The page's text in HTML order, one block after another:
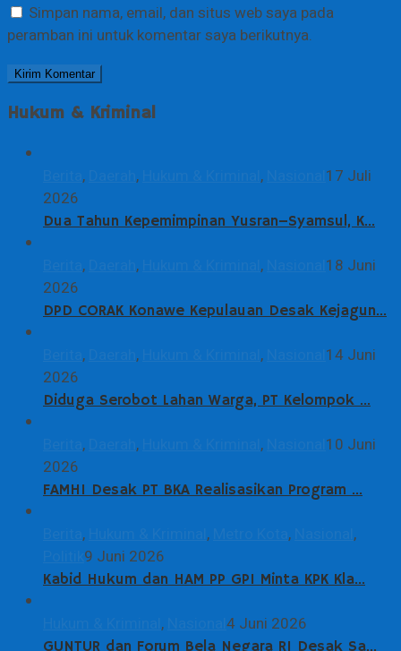
Simpan nama, email, dan situs web saya pada
peramban ini untuk komentar saya berikutnya.
Hukum & Kriminal
, , ,
17 Juli
2026
Dua Tahun Kepemimpinan Yusran–Syamsul, K…
, , ,
18 Juni
2026
DPD CORAK Konawe Kepulauan Desak Kejagun…
, , ,
14 Juni
2026
Diduga Serobot Lahan Warga, PT Kelompok …
, , ,
10 Juni
2026
FAMHI Desak PT BKA Realisasikan Program …
, , ,
,
9 Juni 2026
Kabid Hukum dan HAM PP GPI Minta KPK Kla…
, 4 Juni 2026
GUNTUR dan Forum Bela Negara RI Desak Sa…